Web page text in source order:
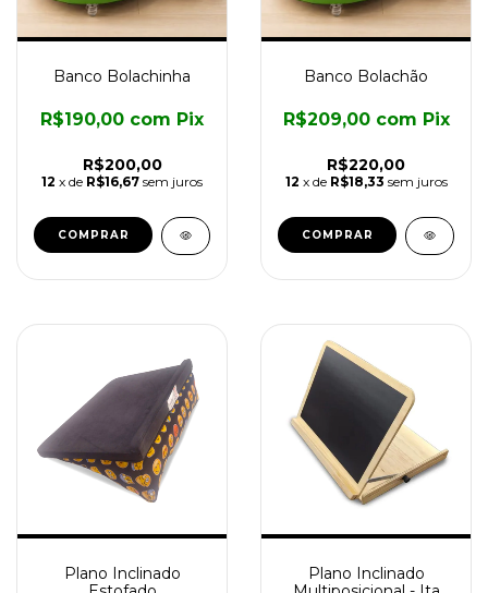
Banco Bolachinha
R$200,00
R$190,00 com Pix
12 x de R$16,67 sem juros
COMPRAR
Banco Bolachão
R$220,00
R$209,00 com Pix
12 x de R$18,33 sem juros
COMPRAR
Plano Inclinado
Plano Inclinado